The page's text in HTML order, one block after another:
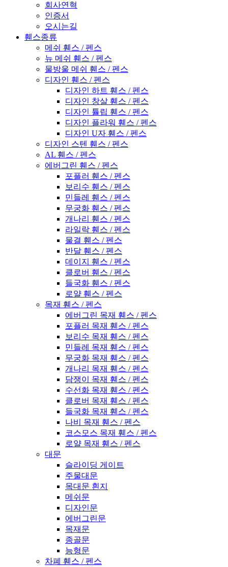
회사연혁
인증서
오시는길
휀스종류
메쉬 휀스 / 펜스
뉴 메쉬 휀스 / 펜스
물방울 메쉬 휀스 / 펜스
디자인 휀스 / 펜스
디자인 하트 휀스 / 펜스
디자인 창살 휀스 / 펜스
디자인 튤립 휀스 / 펜스
디자인 플라워 휀스 / 펜스
디자인 U자 휀스 / 펜스
디자인 스텐 휀스 / 펜스
AL 휀스 / 펜스
에버그린 휀스 / 펜스
포플러 휀스 / 펜스
보리수 휀스 / 펜스
민들레 휀스 / 펜스
무궁화 휀스 / 펜스
개나리 휀스 / 펜스
라일락 휀스 / 펜스
물결 휀스 / 펜스
반달 휀스 / 펜스
데이지 휀스 / 펜스
클로버 휀스 / 펜스
들국화 휀스 / 펜스
로얄 휀스 / 펜스
목재 휀스 / 펜스
에버그린 목재 휀스 / 펜스
포플러 목재 휀스 / 펜스
보리수 목재 휀스 / 펜스
민들레 목재 휀스 / 펜스
무궁화 목재 휀스 / 펜스
개나리 목재 휀스 / 펜스
담쟁이 목재 휀스 / 펜스
수선화 목재 휀스 / 펜스
클로버 목재 휀스 / 펜스
들국화 목재 휀스 / 펜스
나비 목재 휀스 / 펜스
코스모스 목재 휀스 / 펜스
로얄 목재 휀스 / 펜스
대문
슬라이딩 게이트
주물대문
목대문 흰지
메쉬문
디자인문
에버그린문
목재문
종골문
능형문
차폐 휀스 / 펜스